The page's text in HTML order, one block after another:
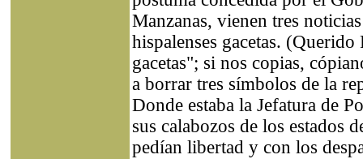
Manzanas, vienen tres
hispalenses gacetas. (Querido
gacetas"; si nos copias,
a borrar tres símbolos de la
Donde estaba la Jefatura de
sus calabozos de los estados
pedían libertad y con los